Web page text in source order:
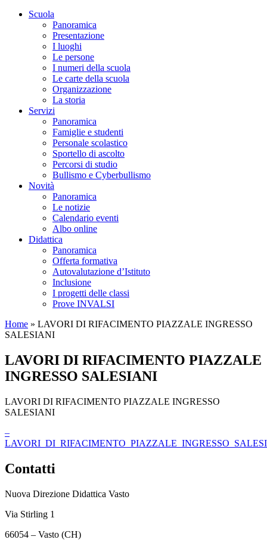
Scuola
Panoramica
Presentazione
I luoghi
Le persone
I numeri della scuola
Le carte della scuola
Organizzazione
La storia
Servizi
Panoramica
Famiglie e studenti
Personale scolastico
Sportello di ascolto
Percorsi di studio
Bullismo e Cyberbullismo
Novità
Panoramica
Le notizie
Calendario eventi
Albo online
Didattica
Panoramica
Offerta formativa
Autovalutazione d’Istituto
Inclusione
I progetti delle classi
Prove INVALSI
Home » LAVORI DI RIFACIMENTO PIAZZALE INGRESSO
SALESIANI
LAVORI DI RIFACIMENTO PIAZZALE
INGRESSO SALESIANI
LAVORI DI RIFACIMENTO PIAZZALE INGRESSO
SALESIANI
–
Contatti
Nuova Direzione Didattica Vasto
Via Stirling 1
66054 – Vasto (CH)